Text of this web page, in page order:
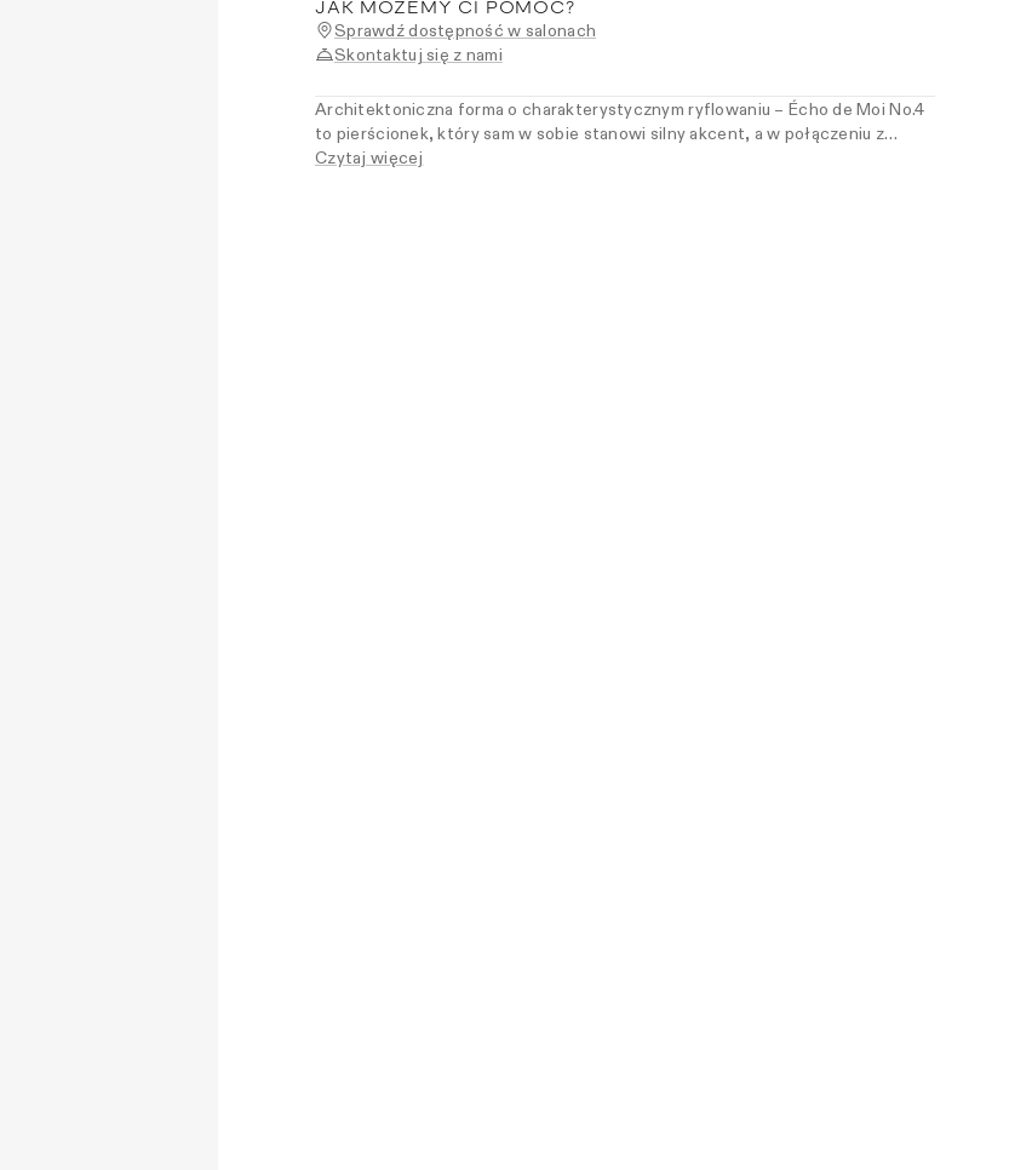
JAK MOŻEMY CI POMÓC?
Sprawdź dostępność w salonach
Skontaktuj się z nami
Architektoniczna forma o charakterystycznym ryflowaniu – Écho de Moi No.4
to pierścionek, który sam w sobie stanowi silny akcent, a w połączeniu z
innymi modelami z kolekcji dodaje im struktury. Precyzyjne wyprofilowanie i
Czytaj więcej